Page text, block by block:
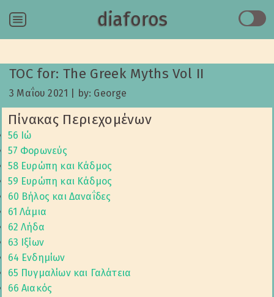
Menu diaforos
TOC for: The Greek Myths Vol II
3 Μαΐου 2021 by: George
Πίνακας Περιεχομένων
56 Ιώ
57 Φορωνεύς
58 Ευρώπη και Κάδμος
59 Ευρώπη και Κάδμος
60 Βήλος και Δαναΐδες
61 Λάμια
62 Λήδα
63 Ιξίων
64 Ενδημίων
65 Πυγμαλίων και Γαλάτεια
66 Αιακός